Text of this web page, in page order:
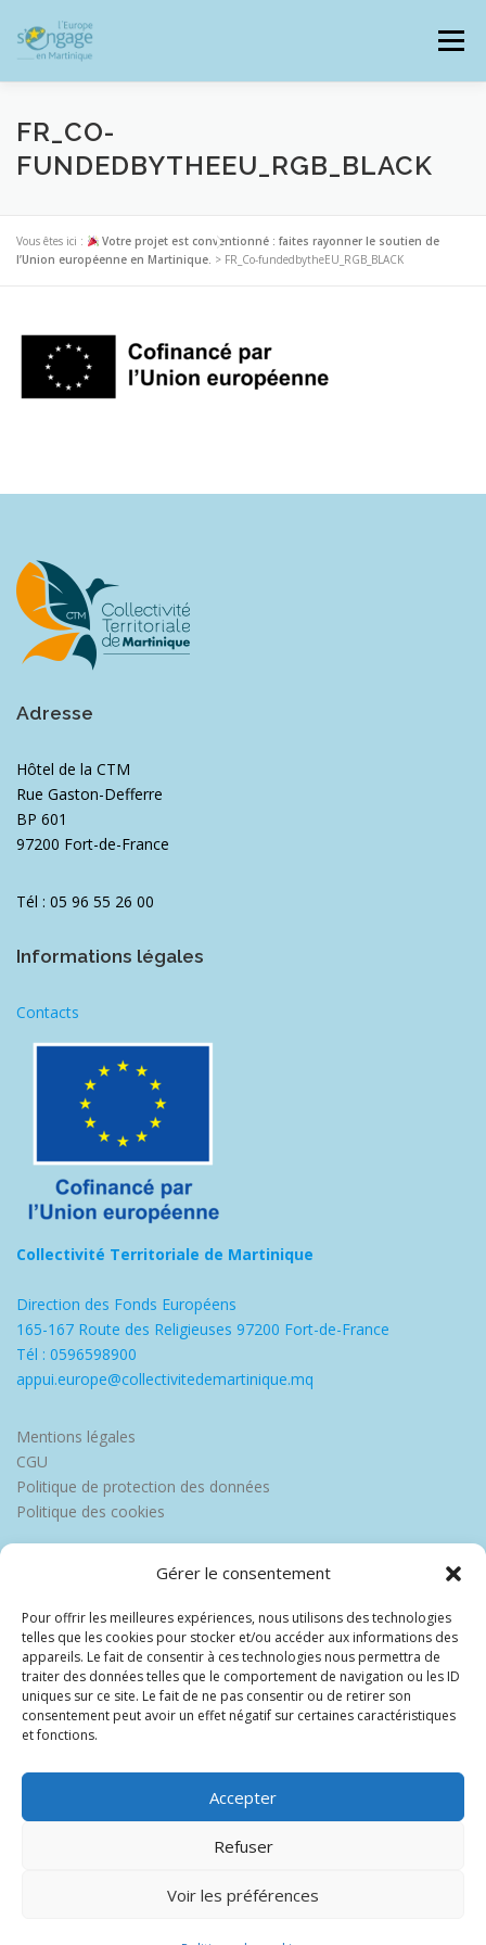
Gérer le consentement
Pour offrir les meilleures expériences, nous utilisons des technologies
telles que les cookies pour stocker et/ou accéder aux informations des
appareils. Le fait de consentir à ces technologies nous permettra de
traiter des données telles que le comportement de navigation ou les ID
uniques sur ce site. Le fait de ne pas consentir ou de retirer son
consentement peut avoir un effet négatif sur certaines caractéristiques
et fonctions.
Accepter
Refuser
Voir les préférences
contenu
Menu
RESSOURCES DOCUMENTAIRES
FR_CO-
FUNDEDBYTHEEU_RGB_BLACK
Vous êtes ici :
Votre projet est conventionné : faites rayonner le soutien de
l’Union européenne en Martinique. > FR_Co-fundedbytheEU_RGB_BLACK
Adresse
Hôtel de la CTM
Rue Gaston-Defferre
BP 601
97200 Fort-de-France
Tél : 05 96 55 26 00
Informations légales
Contacts
Collectivité Territoriale de Martinique
Direction des Fonds Européens
165-167 Route des Religieuses 97200 Fort-de-France
Tél : 0596598900
appui.europe@collectivitedemartinique.mq
Mentions légales
CGU
Politique de protection des données
Politique des cookies
Copyright © 2026 Europe Martinique